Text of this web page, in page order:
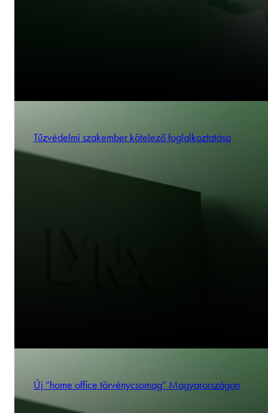
Tűzvédelmi szakember kötelező foglalkoztatása
Új “home office törvénycsomag” Magyarországon